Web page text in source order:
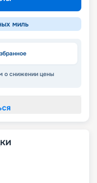
миль
о снижении цены